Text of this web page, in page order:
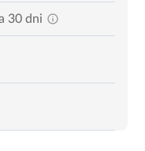
30 dni